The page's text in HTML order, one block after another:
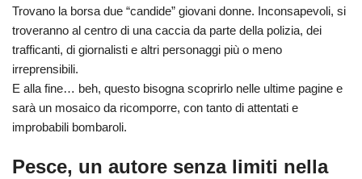
Trovano la borsa due “candide” giovani donne. Inconsapevoli, si
troveranno al centro di una caccia da parte della polizia, dei
trafficanti, di giornalisti e altri personaggi più o meno
irreprensibili.
E alla fine… beh, questo bisogna scoprirlo nelle ultime pagine e
sarà un mosaico da ricomporre, con tanto di attentati e
improbabili bombaroli.
Pesce, un autore senza limiti nella